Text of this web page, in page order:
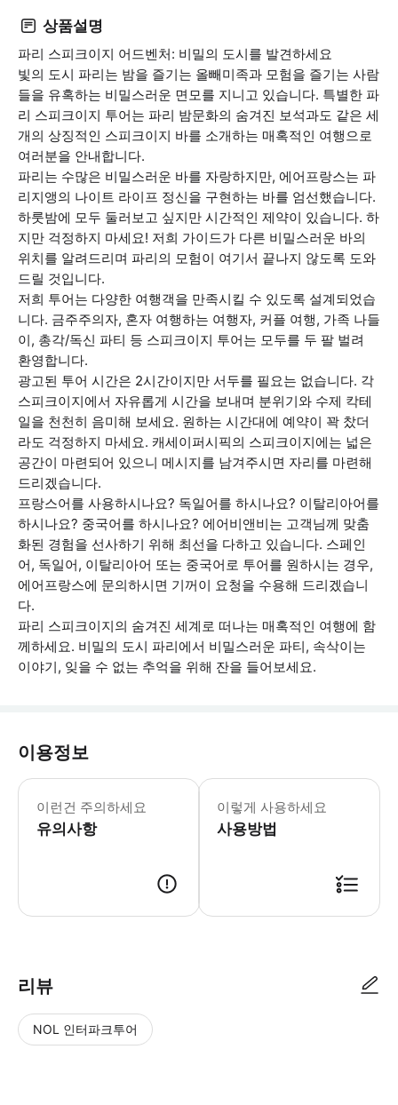
상품설명
파리 스피크이지 어드벤처: 비밀의 도시를 발견하세요
빛의 도시 파리는 밤을 즐기는 올빼미족과 모험을 즐기는 사람
들을 유혹하는 비밀스러운 면모를 지니고 있습니다. 특별한 파
리 스피크이지 투어는 파리 밤문화의 숨겨진 보석과도 같은 세
개의 상징적인 스피크이지 바를 소개하는 매혹적인 여행으로
여러분을 안내합니다.
파리는 수많은 비밀스러운 바를 자랑하지만, 에어프랑스는 파
리지앵의 나이트 라이프 정신을 구현하는 바를 엄선했습니다.
하룻밤에 모두 둘러보고 싶지만 시간적인 제약이 있습니다. 하
지만 걱정하지 마세요! 저희 가이드가 다른 비밀스러운 바의
위치를 알려드리며 파리의 모험이 여기서 끝나지 않도록 도와
드릴 것입니다.
저희 투어는 다양한 여행객을 만족시킬 수 있도록 설계되었습
니다. 금주주의자, 혼자 여행하는 여행자, 커플 여행, 가족 나들
이, 총각/독신 파티 등 스피크이지 투어는 모두를 두 팔 벌려
환영합니다.
광고된 투어 시간은 2시간이지만 서두를 필요는 없습니다. 각
스피크이지에서 자유롭게 시간을 보내며 분위기와 수제 칵테
일을 천천히 음미해 보세요. 원하는 시간대에 예약이 꽉 찼더
라도 걱정하지 마세요. 캐세이퍼시픽의 스피크이지에는 넓은
공간이 마련되어 있으니 메시지를 남겨주시면 자리를 마련해
드리겠습니다.
프랑스어를 사용하시나요? 독일어를 하시나요? 이탈리아어를
하시나요? 중국어를 하시나요? 에어비앤비는 고객님께 맞춤
화된 경험을 선사하기 위해 최선을 다하고 있습니다. 스페인
어, 독일어, 이탈리아어 또는 중국어로 투어를 원하시는 경우,
에어프랑스에 문의하시면 기꺼이 요청을 수용해 드리겠습니
다.
파리 스피크이지의 숨겨진 세계로 떠나는 매혹적인 여행에 함
께하세요. 비밀의 도시 파리에서 비밀스러운 파티, 속삭이는
이야기, 잊을 수 없는 추억을 위해 잔을 들어보세요.
이용정보
이런건 주의하세요
유의사항
음식과 음료는 예약 요금에 포함되어
이렇게 사용하세요
사용방법
리뷰
NOL 인터파크투어